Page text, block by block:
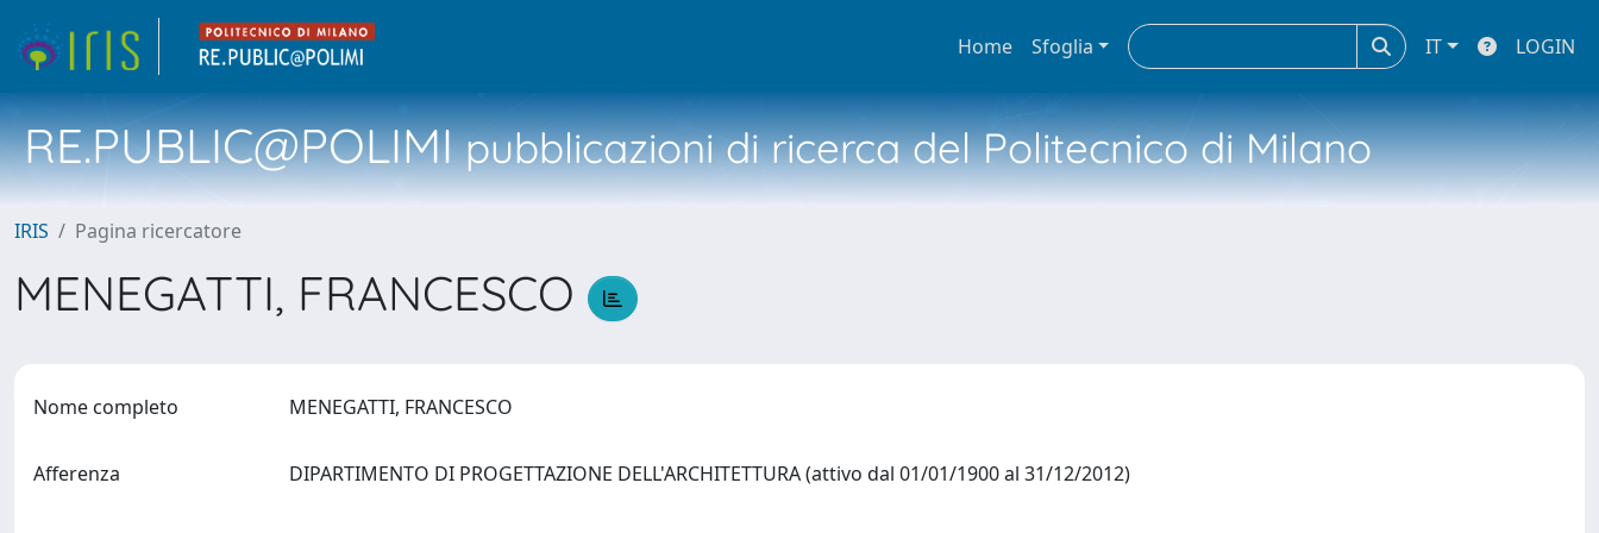
Home Sfoglia IT LOGIN
RE.PUBLIC@POLIMIpubblicazioni di ricerca del Politecnico di Milano
IRIS Pagina ricercatore
MENEGATTI, FRANCESCO
Nome completo MENEGATTI, FRANCESCO
Afferenza DIPARTIMENTO DI PROGETTAZIONE DELL'ARCHITETTURA (attivo dal 01/01/1900 al 31/12/2012)